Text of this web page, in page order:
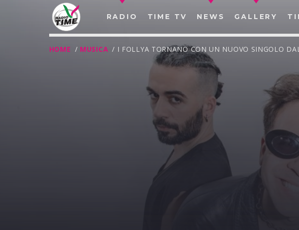
RADIO TIME TV NEWS GALLERY
HOME / MUSICA / I FOLLYA TORNANO CON UN NUOVO SINGOLO